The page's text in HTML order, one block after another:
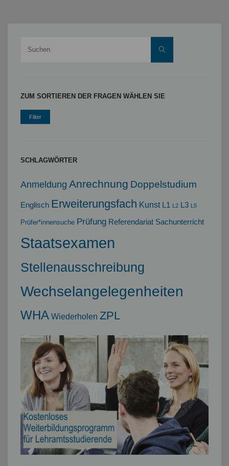
Suchen
ZUM SORTIEREN DER FRAGEN WÄHLEN SIE
SCHLAGWÖRTER
Anmeldung Anrechnung Doppelstudium
Englisch Erweiterungsfach Kunst L1 L2 L3 L5
Prüfer*innensuche Prüfung Referendariat Sachunterricht
Staatsexamen
Stellenausschreibung
Wechselangelegenheiten
WHA Wiederholen ZPL